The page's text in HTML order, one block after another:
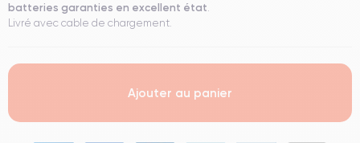
batteries garanties en excellent état.
Livré avec cable de chargement.
Ajouter au panier